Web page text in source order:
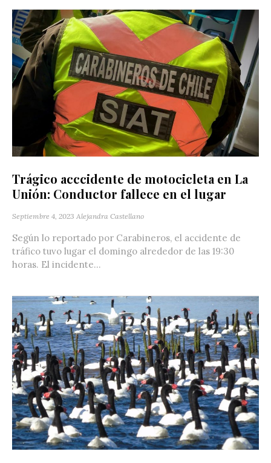
Trágico acccidente de motocicleta en La
Unión: Conductor fallece en el lugar
Septiembre 4, 2023 Alejandra Castellano
Según lo reportado por Carabineros, el accidente de
tráfico tuvo lugar el domingo alrededor de las 19:30
horas. El incidente...